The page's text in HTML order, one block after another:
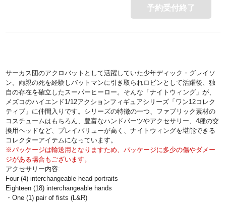
予約受付終了
サーカス団のアクロバットとして活躍していた少年ディック・グレイソ
ン。両親の死を経験しバットマンに引き取られロビンとして活躍後、独
自の存在を確立したスーパーヒーロー。そんな「ナイトウィング」が、
メズコのハイエンド1/12アクションフィギュアシリーズ「ワン12コレク
ティブ」に仲間入りです。シリーズの特徴の一つ、ファブリック素材の
コスチュームはもちろん、豊富なハンドパーツやアクセサリー、4種の交
換用ヘッドなど、プレイバリューが高く、ナイトウィングを堪能できる
コレクターアイテムになっています。
※パッケージは輸送用となりますため、パッケージに多少の傷やダメー
ジがある場合もございます。
アクセサリー内容:
Four (4) interchangeable head portraits
Eighteen (18) interchangeable hands
・One (1) pair of fists (L&R)